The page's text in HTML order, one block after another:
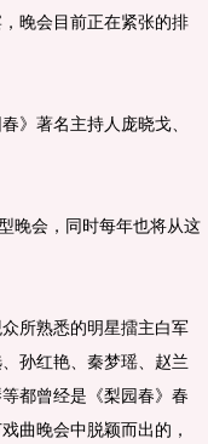
晚会目前正在紧张的排
著名主持人庞晓戈、
会，同时每年也将从这
所熟悉的明星擂主白军
孙红艳、秦梦瑶、赵兰
都曾经是《梨园春》春
曲晚会中脱颖而出的，